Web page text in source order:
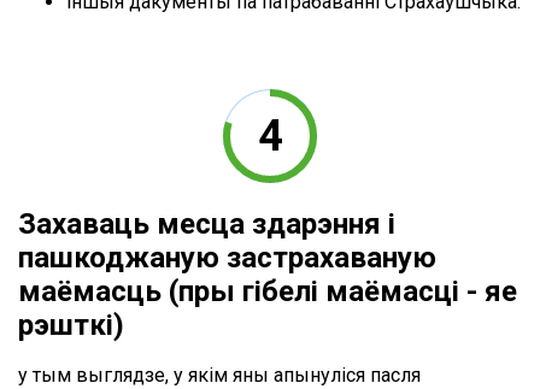
Захаваць месца здарэння і
пашкоджаную застрахаваную
маёмасць (пры гібелі маёмасці - яе
рэшткі)
у тым выглядзе, у якім яны апынуліся пасля